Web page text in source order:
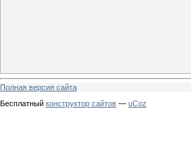
Полная версия сайта
Бесплатный конструктор сайтов — uCoz